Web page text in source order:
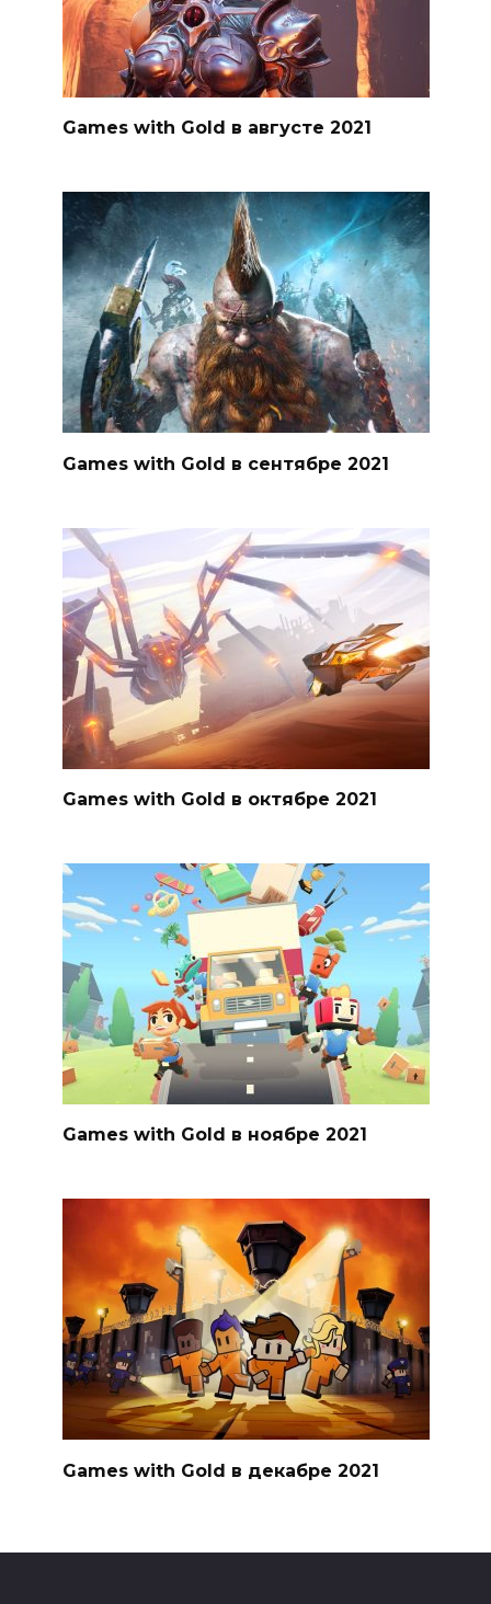
Games with Gold в августе 2021
Games with Gold в сентябре 2021
Games with Gold в октябре 2021
Games with Gold в ноябре 2021
Games with Gold в декабре 2021